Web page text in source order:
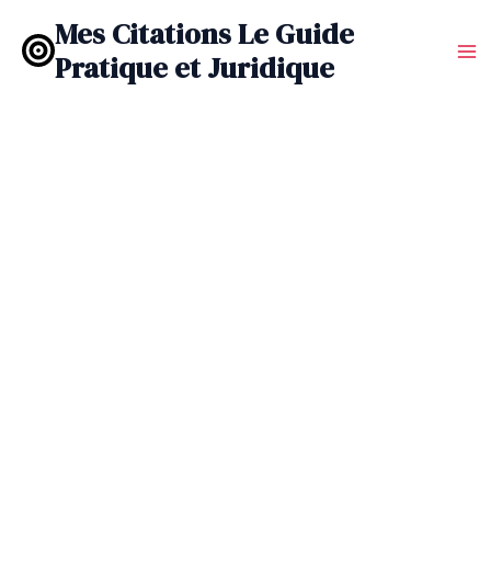
contenu
Mes Citations Le Guide
Pratique et Juridique